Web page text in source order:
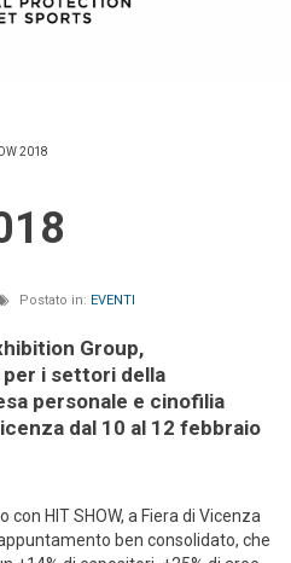
2018
Postato in: EVENTI
Group,
per i settori della
personale e cinofilia
dal 10 al 12 febbraio
HIT SHOW, a Fiera di Vicenza
ben consolidato, che